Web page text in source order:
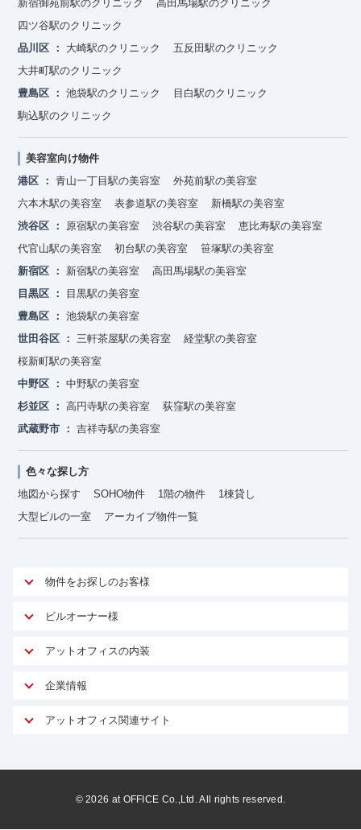
新宿御苑前駅のクリニック
高田馬場駅のクリニック
四ツ谷駅のクリニック
品川区
大崎駅のクリニック
五反田駅のクリニック
大井町駅のクリニック
豊島区
池袋駅のクリニック
目白駅のクリニック
駒込駅のクリニック
美容室向け物件
港区
青山一丁目駅の美容室
外苑前駅の美容室
六本木駅の美容室
表参道駅の美容室
新橋駅の美容室
渋谷区
原宿駅の美容室 渋谷駅の美容室
恵比寿駅の美容室
代官山駅の美容室
初台駅の美容室
笹塚駅の美容室
新宿区
新宿駅の美容室
高田馬場駅の美容室
目黒区
目黒駅の美容室
豊島区
池袋駅の美容室
世田谷区
三軒茶屋駅の美容室
経堂駅の美容室
桜新町駅の美容室
中野区
中野駅の美容室
杉並区
高円寺駅の美容室
荻窪駅の美容室
武蔵野市
吉祥寺駅の美容室
色々な探し方
地図から探す
SOHO物件 1階の物件
1棟貸し
大型ビルの一室
アーカイブ物件一覧
物件をお探しのお客様
アットオフィスが選ばれる理由
ご契約者様インタビュー
オフィスお役立ちコラム
ビルオーナー様
オーナー様向けサービス
マイソク作成
物件情報から成約賃料を予測
リノベーション
サブリース
アットオフィスの内装
サービス内容
内装に関するよくある質問
企業情報
アットオフィス関連サイト
アットレジデンス
ビルアド
©2026 at OFFICE Co.,Ltd. All rights reserved.